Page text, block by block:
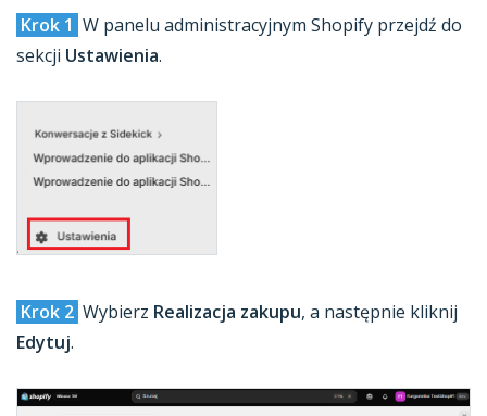
Krok 1 W panelu administracyjnym Shopify przejdź do
sekcji Ustawienia.
Krok 2 Wybierz Realizacja zakupu, a następnie kliknij
Edytuj.